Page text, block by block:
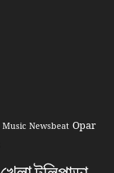
Music Newsbeat Opar